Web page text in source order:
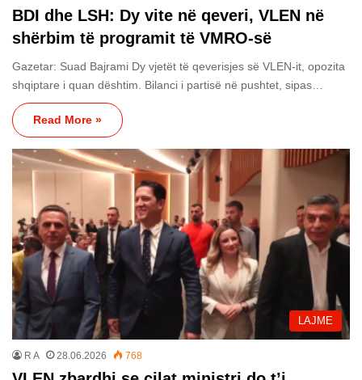
BDI dhe LSH: Dy vite në qeveri, VLEN në
shërbim të programit të VMRO-së
Gazetar: Suad Bajrami Dy vjetët të qeverisjes së VLEN-it, opozita
shqiptare i quan dështim. Bilanci i partisë në pushtet, sipas…
Read More »
LAJME
R A 28.06.2026 768